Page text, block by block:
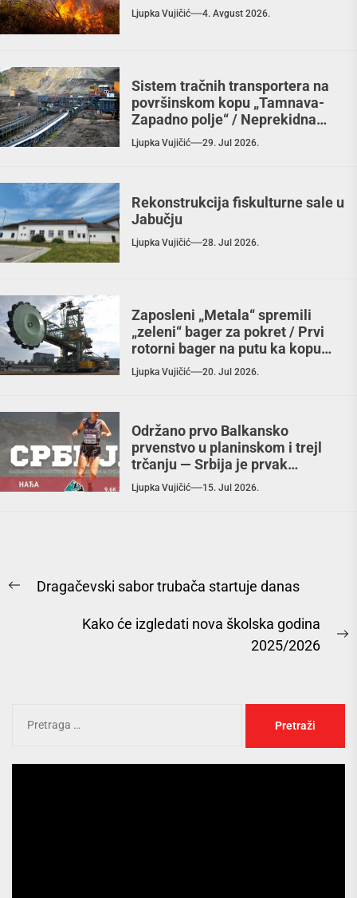
Ljupka Vujičić 4. Avgust 2026.
Sistem tračnih transportera na
površinskom kopu „Tamnava-
Zapadno polje“ / Neprekidna
veza proizvodnje
Ljupka Vujičić 29. Jul 2026.
Rekonstrukcija fiskulturne sale u
Jabučju
Ljupka Vujičić 28. Jul 2026.
Zaposleni „Metala“ spremili
„zeleni“ bager za pokret / Prvi
rotorni bager na putu ka kopu
„Radljevo“
Ljupka Vujičić 20. Jul 2026.
Održano prvo Balkansko
prvenstvo u planinskom i trejl
trčanju — Srbija je prvak
Balkana!
Ljupka Vujičić 15. Jul 2026.
Dragačevski sabor trubača startuje danas
Kako će izgledati nova školska godina
2025/2026